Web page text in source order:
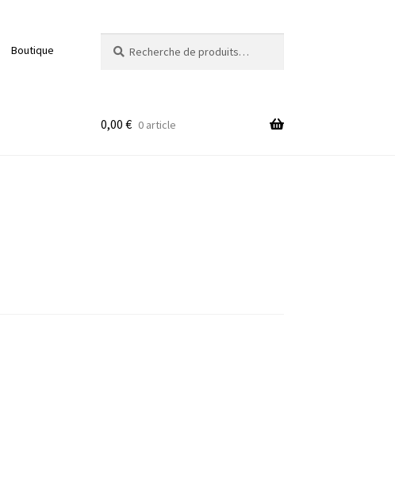
Boutique
pour :
0,00 € 0 article